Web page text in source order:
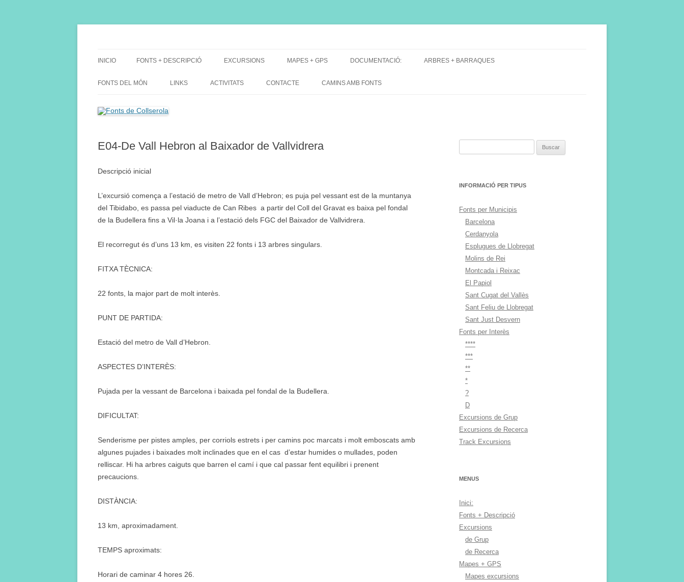
INICIO FONTS + DESCRIPCIÓ EXCURSIONS
DE GRUP
MAPES + GPS
MAPES EXCURSIONS
DOCUMENTACIÓ: ARBRES + BARRAQUES
FONTS DEL MÓN LINKS ACTIVITATS CONTACTE CAMINS AMB FONTS
E04-De Vall Hebron al Baixador de Vallvidrera
Descripció inicial
L’excursió comença a l’estació de metro de Vall d’Hebron; es puja pel vessant est de la muntanya
del Tibidabo, es passa pel viaducte de Can Ribes a partir del Coll del Gravat es baixa pel fondal
de la Budellera fins a Vil·la Joana i a l’estació dels FGC del Baixador de Vallvidrera.
El recorregut és d’uns 13 km, es visiten 22 fonts i 13 arbres singulars.
FITXA TÈCNICA:
22 fonts, la major part de molt interès.
PUNT DE PARTIDA:
Estació del metro de Vall d’Hebron.
ASPECTES D’INTERÈS:
Pujada per la vessant de Barcelona i baixada pel fondal de la Budellera.
DIFICULTAT:
Senderisme per pistes amples, per corriols estrets i per camins poc marcats i molt emboscats amb
algunes pujades i baixades molt inclinades que en el cas d’estar humides o mullades, poden
relliscar. Hi ha arbres caiguts que barren el camí i que cal passar fent equilibri i prenent
precaucions.
DISTÀNCIA:
13 km, aproximadament.
TEMPS aproximats:
Horari de caminar 4 hores 26.
INFORMACIÓ PER TIPUS
Fonts per Municipis
Barcelona
Cerdanyola
Esplugues de Llobregat
Molins de Rei
Montcada i Reixac
El Papiol
Sant Cugat del Vallès
Sant Feliu de Llobregat
Sant Just Desvern
Fonts per Interès
****
***
**
*
?
D
Excursions de Grup
Excursions de Recerca
Track Excursions
MENUS
Inici:
Fonts + Descripció
Excursions
de Grup
de Recerca
Mapes + GPS
Mapes excursions